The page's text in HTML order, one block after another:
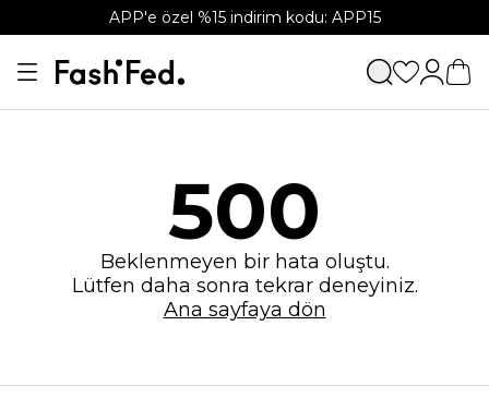
APP'e özel %15 indirim kodu: APP15
500
Beklenmeyen bir hata oluştu.
Lütfen daha sonra tekrar deneyiniz.
Ana sayfaya dön